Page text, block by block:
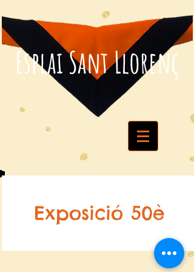
Esplai Sant Llorenç
Exposició 50è